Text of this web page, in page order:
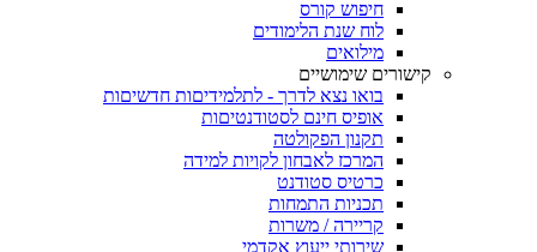
חיפוש קורס
לוח שנת הלימודים
מילואים
קישורים שימושיים
בואו נצא לדרך - לתלמידיםות חדשיםות
אופיס חינם לסטודנטיםות
תקנון הפקולטה
המרכז לאבחון לקויות למידה
כרטיס סטודנט
תכניות התמחות
קריירה / משרות
שירותי ייעוץ אקדמי